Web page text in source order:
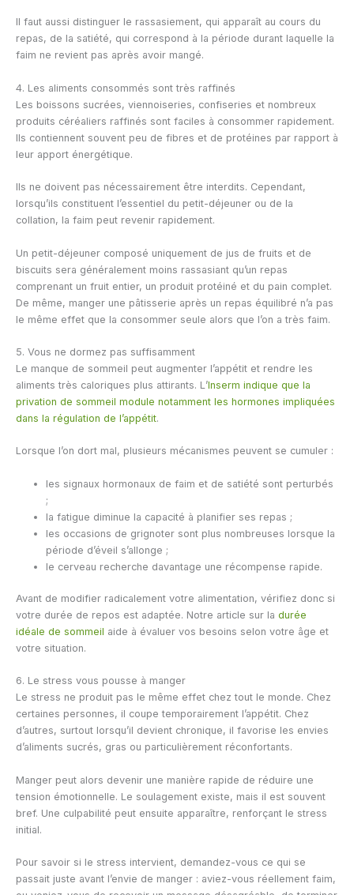
Il faut aussi distinguer le rassasiement, qui apparaît au cours du
repas, de la satiété, qui correspond à la période durant laquelle la
faim ne revient pas après avoir mangé.
4. Les aliments consommés sont très raffinés
Les boissons sucrées, viennoiseries, confiseries et nombreux
produits céréaliers raffinés sont faciles à consommer rapidement.
Ils contiennent souvent peu de fibres et de protéines par rapport à
leur apport énergétique.
Ils ne doivent pas nécessairement être interdits. Cependant,
lorsqu’ils constituent l’essentiel du petit-déjeuner ou de la
collation, la faim peut revenir rapidement.
Un petit-déjeuner composé uniquement de jus de fruits et de
biscuits sera généralement moins rassasiant qu’un repas
comprenant un fruit entier, un produit protéiné et du pain complet.
De même, manger une pâtisserie après un repas équilibré n’a pas
le même effet que la consommer seule alors que l’on a très faim.
5. Vous ne dormez pas suffisamment
Le manque de sommeil peut augmenter l’appétit et rendre les
aliments très caloriques plus attirants. L’Inserm indique que la
privation de sommeil module notamment les hormones impliquées
dans la régulation de l’appétit.
Lorsque l’on dort mal, plusieurs mécanismes peuvent se cumuler :
les signaux hormonaux de faim et de satiété sont perturbés
;
la fatigue diminue la capacité à planifier ses repas ;
les occasions de grignoter sont plus nombreuses lorsque la
période d’éveil s’allonge ;
le cerveau recherche davantage une récompense rapide.
Avant de modifier radicalement votre alimentation, vérifiez donc si
votre durée de repos est adaptée. Notre article sur la durée
idéale de sommeil aide à évaluer vos besoins selon votre âge et
votre situation.
6. Le stress vous pousse à manger
Le stress ne produit pas le même effet chez tout le monde. Chez
certaines personnes, il coupe temporairement l’appétit. Chez
d’autres, surtout lorsqu’il devient chronique, il favorise les envies
d’aliments sucrés, gras ou particulièrement réconfortants.
Manger peut alors devenir une manière rapide de réduire une
tension émotionnelle. Le soulagement existe, mais il est souvent
bref. Une culpabilité peut ensuite apparaître, renforçant le stress
initial.
Pour savoir si le stress intervient, demandez-vous ce qui se
passait juste avant l’envie de manger : aviez-vous réellement faim,